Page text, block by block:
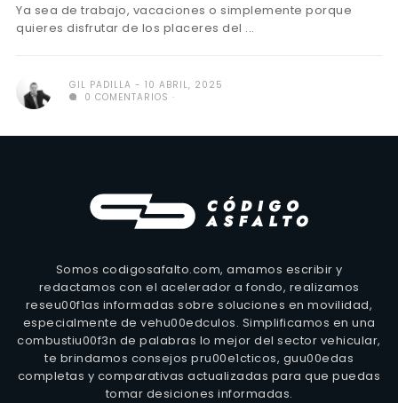
Ya sea de trabajo, vacaciones o simplemente porque
quieres disfrutar de los placeres del ...
GIL PADILLA
10 ABRIL, 2025
0 COMENTARIOS
Somos codigosafalto.com, amamos escribir y
redactamos con el acelerador a fondo, realizamos
reseu00f1as informadas sobre soluciones en movilidad,
especialmente de vehu00edculos. Simplificamos en una
combustiu00f3n de palabras lo mejor del sector vehicular,
te brindamos consejos pru00e1cticos, guu00edas
completas y comparativas actualizadas para que puedas
tomar desiciones informadas.